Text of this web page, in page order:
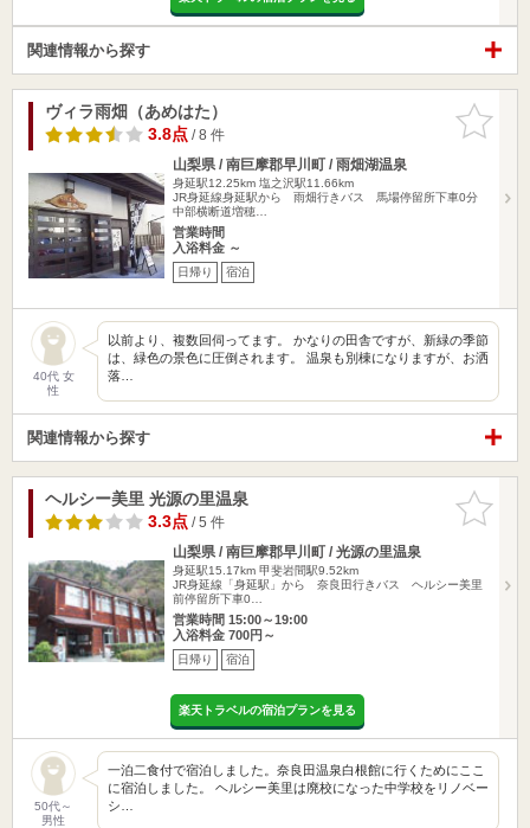
関連情報から探す
お気に入
りに追加
ヴィラ雨畑（あめはた）
3.8点/ 8 件
山梨県 / 南巨摩郡早川町 / 雨畑湖温泉
身延駅12.25km 塩之沢駅11.66km
JR身延線身延駅から 雨畑行きバス 馬場停留所下車0分
中部横断道増穂…
営業時間
入浴料金 ～
日帰り 宿泊
40代 女
性
以前より、複数回伺ってます。 かなりの田舎ですが、新緑の季節
は、緑色の景色に圧倒されます。 温泉も別棟になりますが、お洒
落…
関連情報から探す
お気に入
りに追加
ヘルシー美里 光源の里温泉
3.3点/ 5 件
山梨県 / 南巨摩郡早川町 / 光源の里温泉
身延駅15.17km 甲斐岩間駅9.52km
JR身延線「身延駅」から 奈良田行きバス ヘルシー美里
前停留所下車0…
営業時間 15:00～19:00
入浴料金 700円～
日帰り 宿泊
楽天トラベルの宿泊プランを見る
50代～
男性
一泊二食付で宿泊しました。奈良田温泉白根館に行くためにここ
に宿泊しました。 ヘルシー美里は廃校になった中学校をリノベー
シ…